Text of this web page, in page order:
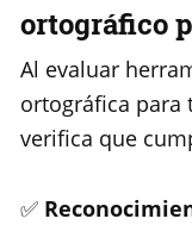
ortográfico
Al evaluar
ortográfica para
verifica que
✅